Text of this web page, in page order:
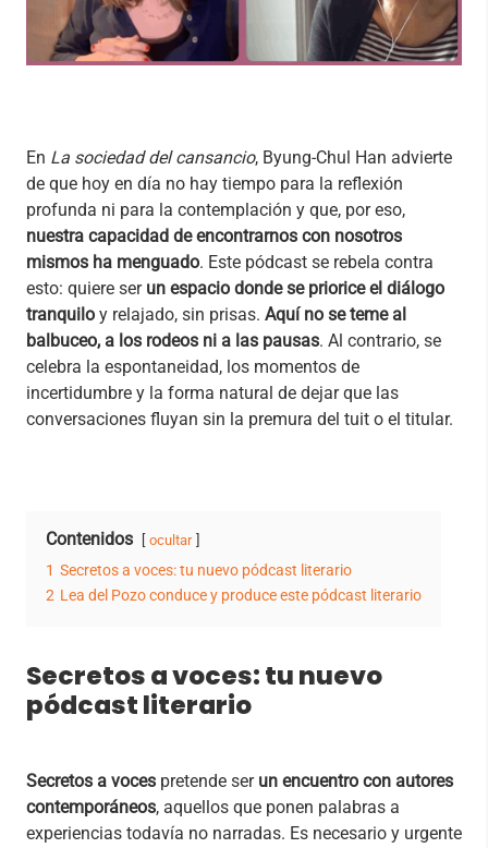
En La sociedad del cansancio, Byung-Chul Han advierte
de que hoy en día no hay tiempo para la reflexión
profunda ni para la contemplación y que, por eso,
nuestra capacidad de encontrarnos con nosotros
mismos ha menguado. Este pódcast se rebela contra
esto: quiere ser un espacio donde se priorice el diálogo
tranquilo y relajado, sin prisas. Aquí no se teme al
balbuceo, a los rodeos ni a las pausas. Al contrario, se
celebra la espontaneidad, los momentos de
incertidumbre y la forma natural de dejar que las
conversaciones fluyan sin la premura del tuit o el titular.
Contenidos ocultar
1 Secretos a voces: tu nuevo pódcast literario
2 Lea del Pozo conduce y produce este pódcast literario
Secretos a voces: tu nuevo
pódcast literario
Secretos a voces pretende ser un encuentro con autores
contemporáneos, aquellos que ponen palabras a
experiencias todavía no narradas. Es necesario y urgente